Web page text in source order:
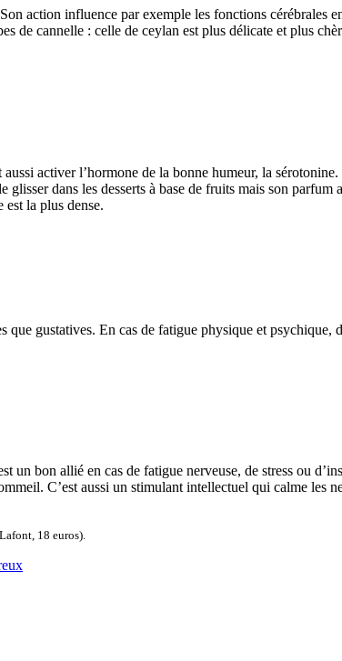
action influence par exemple les fonctions cérébrales
de cannelle : celle de ceylan est plus délicate et plus
activer l’hormone de la bonne humeur, la
dans les desserts à base de fruits mais son parfum
la plus dense.
gustatives. En cas de fatigue physique et psychique,
un bon allié en cas de fatigue nerveuse, de stress ou
C’est aussi un stimulant intellectuel qui calme les
18 euros).